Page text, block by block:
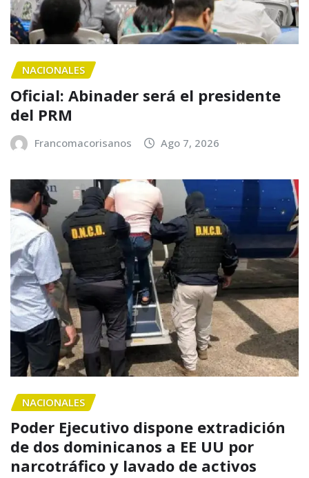
NACIONALES
Oficial: Abinader será el presidente
del PRM
Francomacorisanos Ago 7, 2026
NACIONALES
Poder Ejecutivo dispone extradición
de dos dominicanos a EE UU por
narcotráfico y lavado de activos